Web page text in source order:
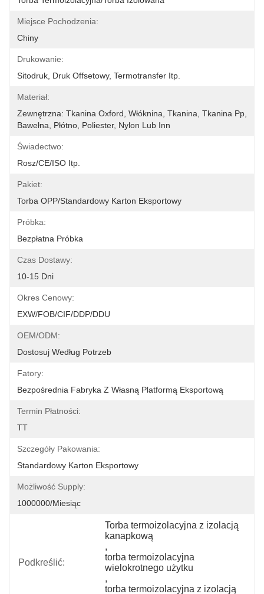
Miejsce Pochodzenia:
Chiny
Drukowanie:
Sitodruk, Druk Offsetowy, Termotransfer Itp.
Materiał:
Zewnętrzna: Tkanina Oxford, Włóknina, Tkanina, Tkanina Pp,
Bawełna, Płótno, Poliester, Nylon Lub Inn
Świadectwo:
Rosz/CE/ISO Itp.
Pakiet:
Torba OPP/standardowy Karton Eksportowy
Próbka:
Bezpłatna Próbka
Czas Dostawy:
10-15 Dni
Okres Cenowy:
EXW/FOB/CIF/DDP/DDU
OEM/ODM:
Dostosuj Według Potrzeb
Fatory:
Bezpośrednia Fabryka Z Własną Platformą Eksportową
Termin Płatności:
TT
Szczegóły Pakowania:
Standardowy Karton Eksportowy
Możliwość Supply:
1000000/miesiąc
Podkreślić:
Torba termoizolacyjna z izolacją
kanapkową
,
torba termoizolacyjna
wielokrotnego użytku
,
torba termoizolacyjna z izolacją